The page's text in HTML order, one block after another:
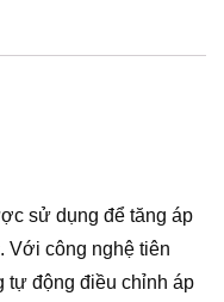
sử dụng để tăng áp
Với công nghệ tiên
tự động điều chỉnh áp